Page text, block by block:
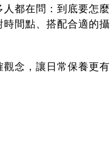
都在問：到底要怎麼
間點、搭配合適的攝
念，讓日常保養更有